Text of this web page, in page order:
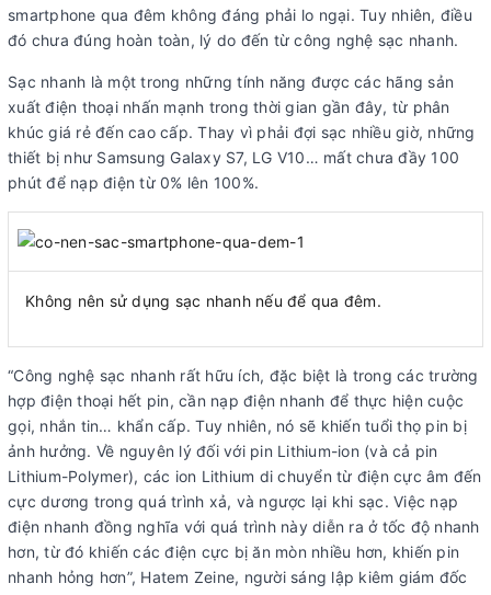
smartphone qua đêm không đáng phải lo ngại. Tuy nhiên, điều
đó chưa đúng hoàn toàn, lý do đến từ công nghệ sạc nhanh.
Sạc nhanh là một trong những tính năng được các hãng sản
xuất điện thoại nhấn mạnh trong thời gian gần đây, từ phân
khúc giá rẻ đến cao cấp. Thay vì phải đợi sạc nhiều giờ, những
thiết bị như Samsung Galaxy S7, LG V10… mất chưa đầy 100
phút để nạp điện từ 0% lên 100%.
Không nên sử dụng sạc nhanh nếu để qua đêm.
“Công nghệ sạc nhanh rất hữu ích, đặc biệt là trong các trường
hợp điện thoại hết pin, cần nạp điện nhanh để thực hiện cuộc
gọi, nhắn tin… khẩn cấp. Tuy nhiên, nó sẽ khiến tuổi thọ pin bị
ảnh hưởng. Về nguyên lý đối với pin Lithium-ion (và cả pin
Lithium-Polymer), các ion Lithium di chuyển từ điện cực âm đến
cực dương trong quá trình xả, và ngược lại khi sạc. Việc nạp
điện nhanh đồng nghĩa với quá trình này diễn ra ở tốc độ nhanh
hơn, từ đó khiến các điện cực bị ăn mòn nhiều hơn, khiến pin
nhanh hỏng hơn”, Hatem Zeine, người sáng lập kiêm giám đốc